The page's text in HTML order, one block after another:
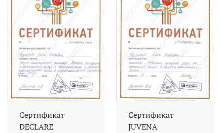
Сертификат
DECLARE
Сертификат
JUVENA